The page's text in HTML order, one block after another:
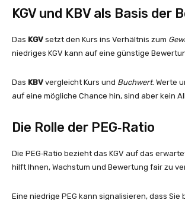
KGV und KBV als Basis der
Das KGV setzt den Kurs ins Verhältnis zum
niedriges KGV kann auf eine günstige
Das KBV vergleicht Kurs und Buchwert. Werte
auf eine mögliche Chance hin, sind aber kein
Die Rolle der PEG‑Ratio
Die PEG‑Ratio bezieht das KGV auf das
hilft Ihnen, Wachstum und Bewertung fair zu
Eine niedrige PEG kann signalisieren, dass Sie